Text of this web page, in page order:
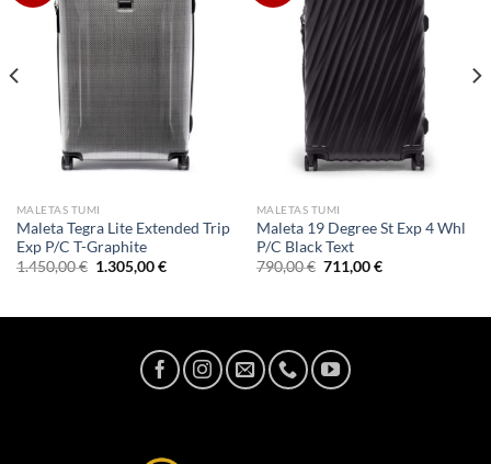
MALETAS TUMI
Maleta Tegra Lite Extended Trip
Exp P/C T-Graphite
1.450,00€ El
precio
1.450,00 €.
1.305,00€El
1.305,00 €.
MALETAS TUMI
Maleta 19 Degree St Exp 4 Whl
P/C Black Text
790,00€ El
precio
790,00 €.
711,00€El
711,00 €.